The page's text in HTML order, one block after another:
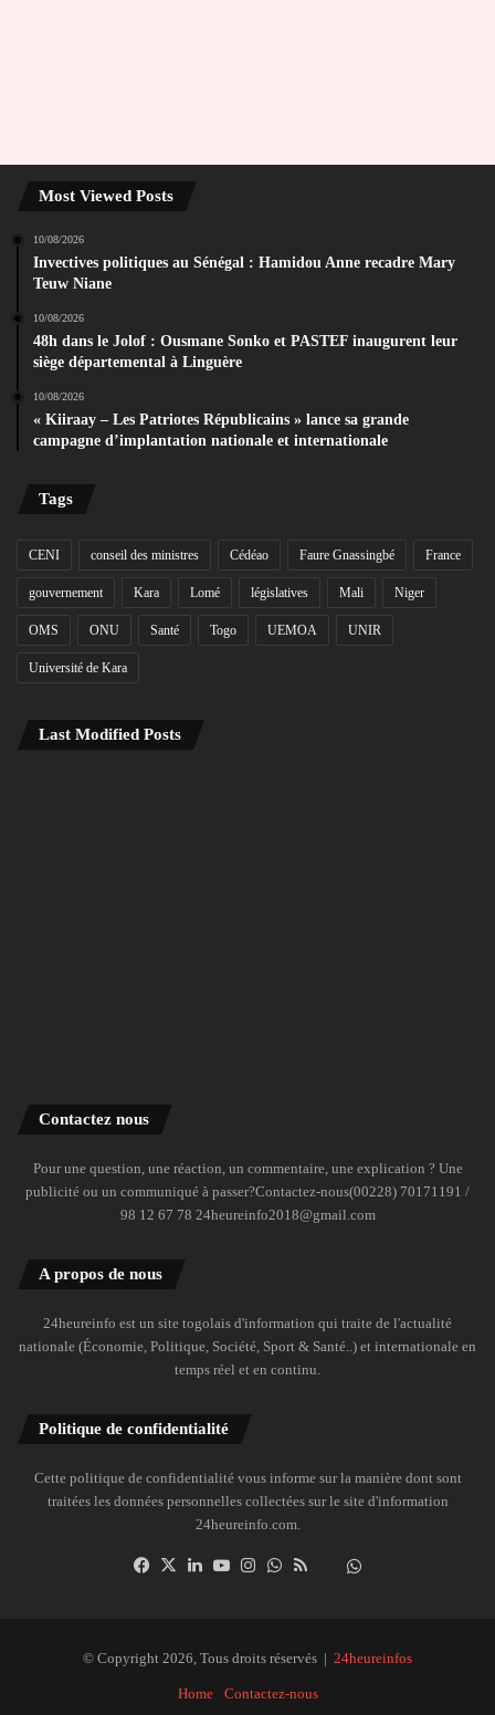
Most Viewed Posts
10/08/2026
Invectives politiques au Sénégal : Hamidou Anne recadre Mary
Teuw Niane
10/08/2026
48h dans le Jolof : Ousmane Sonko et PASTEF inaugurent leur
siège départemental à Linguère
10/08/2026
« Kiiraay – Les Patriotes Républicains » lance sa grande
campagne d’implantation nationale et internationale
Tags
CENI conseil des ministres Cédéao Faure Gnassingbé France
gouvernement Kara Lomé législatives Mali Niger
OMS ONU Santé Togo UEMOA UNIR
Université de Kara
Last Modified Posts
Contactez nous
Pour une question, une réaction, un commentaire, une explication ? Une
publicité ou un communiqué à passer?Contactez-nous(00228) 70171191 /
98 12 67 78 24heureinfo2018@gmail.com
A propos de nous
24heureinfo est un site togolais d'information qui traite de l'actualité
nationale (Économie, Politique, Société, Sport & Santé..) et internationale en
temps réel et en continu.
Politique de confidentialité
Cette politique de confidentialité vous informe sur la manière dont sont
traitées les données personnelles collectées sur le site d'information
24heureinfo.com.
Facebook
X LinkedinYouTubeInstagramWhatsAppDailymotion
© Copyright 2026, Tous droits réservés | 24heureinfos
Home Contactez-nous